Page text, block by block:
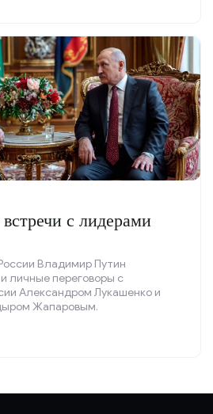
с лидерами
Владимир Путин
личные переговоры с
Александром Лукашенко и
Жапаровым.